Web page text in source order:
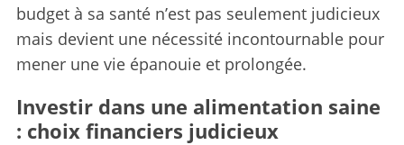
budget à sa santé n’est pas seulement judicieux
mais devient une nécessité incontournable pour
mener une vie épanouie et prolongée.
Investir dans une alimentation saine
: choix financiers judicieux